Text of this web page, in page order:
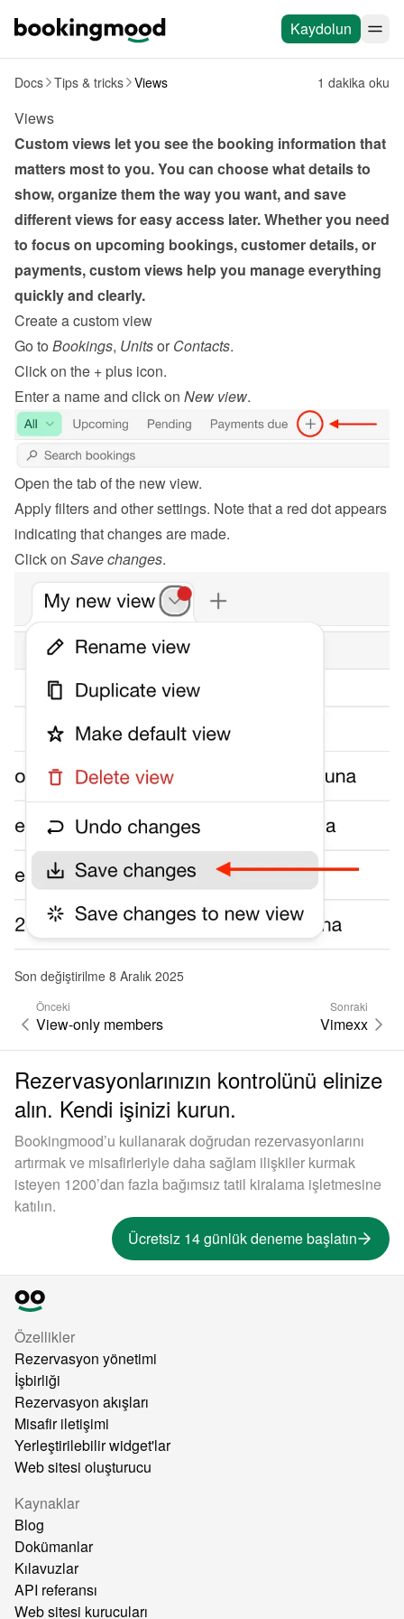
Kaydolun
Docs Tips & tricks Views 1 dakika oku
Views
Custom views let you see the booking information that
matters most to you. You can choose what details to
show, organize them the way you want, and save
different views for easy access later. Whether you need
to focus on upcoming bookings, customer details, or
payments, custom views help you manage everything
quickly and clearly.
Create a custom view
Go to Bookings, Units or Contacts.
Click on the + plus icon.
Enter a name and click on New view.
Open the tab of the new view.
Apply filters and other settings. Note that a red dot appears
indicating that changes are made.
Click on Save changes.
Son değiştirilme 8 Aralık 2025
Önceki
View-only members
Sonraki
Vimexx
Rezervasyonlarınızın kontrolünü elinize
alın. Kendi işinizi kurun.
Bookingmood’u kullanarak doğrudan rezervasyonlarını
artırmak ve misafirleriyle daha sağlam ilişkiler kurmak
isteyen 1200’dan fazla bağımsız tatil kiralama işletmesine
katılın.
Ücretsiz 14 günlük deneme başlatın
Özellikler
Rezervasyon yönetimi
İşbirliği
Rezervasyon akışları
Misafir iletişimi
Yerleştirilebilir widget'lar
Web sitesi oluşturucu
Kaynaklar
Blog
Dokümanlar
Kılavuzlar
API referansı
Web sitesi kurucuları